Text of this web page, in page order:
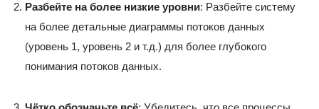
Разбейте на более низкие уровни: Разбейте систему
на более детальные диаграммы потоков данных
(уровень 1, уровень 2 и т.д.) для более глубокого
понимания потоков данных.